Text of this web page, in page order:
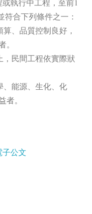
執行中工程，至前1
合下列條件之一：
、品質控制良好，
，民間工程依實際狀
、能源、生化、化
。
子公文